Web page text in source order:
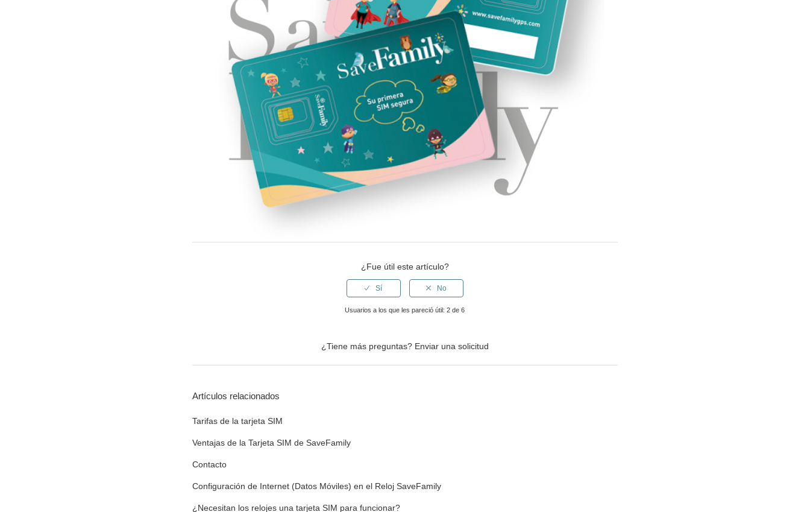
¿Fue útil este artículo?
Usuarios a los que les pareció útil: 2 de 6
¿Tiene más preguntas? Enviar una solicitud
Artículos relacionados
Tarifas de la tarjeta SIM
Ventajas de la Tarjeta SIM de SaveFamily
Contacto
Configuración de Internet (Datos Móviles) en el Reloj SaveFamily
¿Necesitan los relojes una tarjeta SIM para funcionar?